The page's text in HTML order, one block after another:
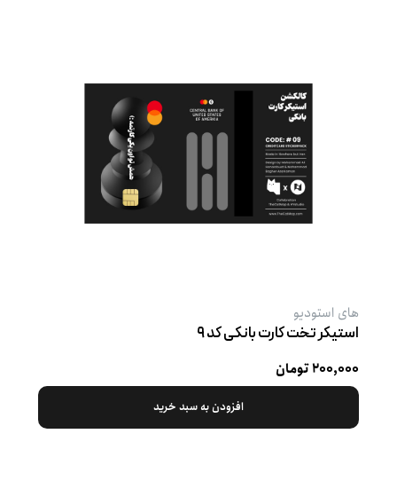
های استودیو
استیکر تخت کارت بانکی کد ۹
۲۰۰,۰۰۰ تومان
افزودن به سبد خرید